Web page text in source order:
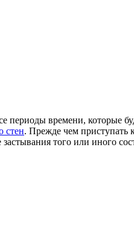
периоды времени, которые
стен. Прежде чем приступать
того или иного